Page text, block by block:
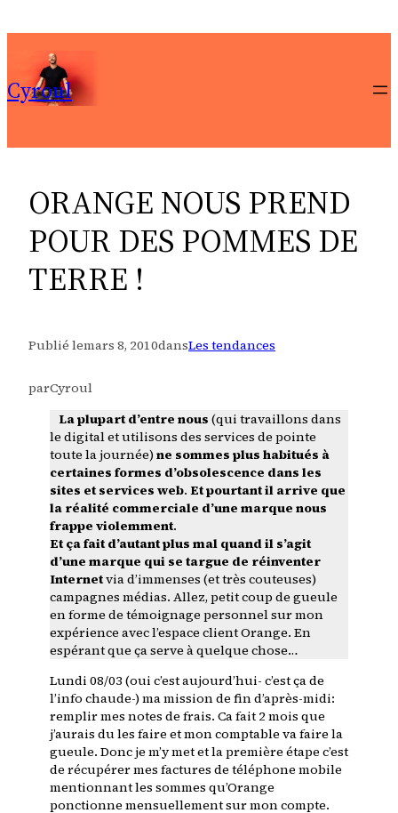
au
contenu
Cyroul
ORANGE NOUS PREND
POUR DES POMMES DE
TERRE !
Publié lemars 8, 2010dansLes tendances
parCyroul
La plupart d’entre nous (qui travaillons dans
le digital et utilisons des services de pointe
toute la journée) ne sommes plus habitués à
certaines formes d’obsolescence dans les
sites et services web. Et pourtant il arrive que
la réalité commerciale d’une marque nous
frappe violemment.
Et ça fait d’autant plus mal quand il s’agit
d’une marque qui se targue de réinventer
Internetvia d’immenses (et très couteuses)
campagnes médias. Allez, petit coup de gueule
en forme de témoignage personnel sur mon
expérience avec l’espace client Orange. En
espérant que ça serve à quelque chose…
Lundi 08/03 (oui c’est aujourd’hui- c’est ça de
l’info chaude-) ma mission de fin d’après-midi:
remplir mes notes de frais. Ca fait 2 mois que
j’aurais du les faire et mon comptable va faire la
gueule. Donc je m’y met et la première étape c’est
de récupérer mes factures de téléphone mobile
mentionnant les sommes qu’Orange
ponctionne mensuellement sur mon compte.